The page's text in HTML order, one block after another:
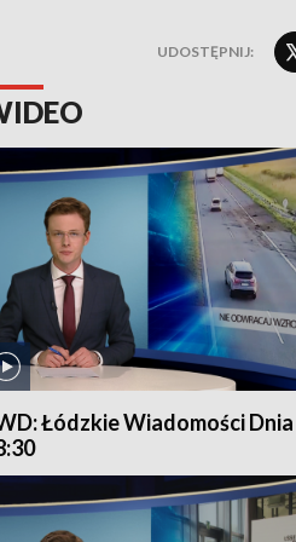
UDOSTĘPNIJ:
Łódzkie Wiadomości